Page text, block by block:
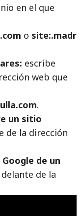
en el que
o site:.madr
escribe
web que
.
un sitio
de la dirección
de un
de la